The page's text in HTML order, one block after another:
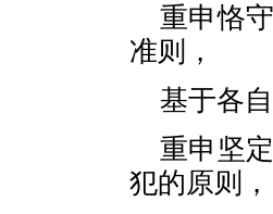
重申恪
准则，
基于各
重申坚
犯的原则，